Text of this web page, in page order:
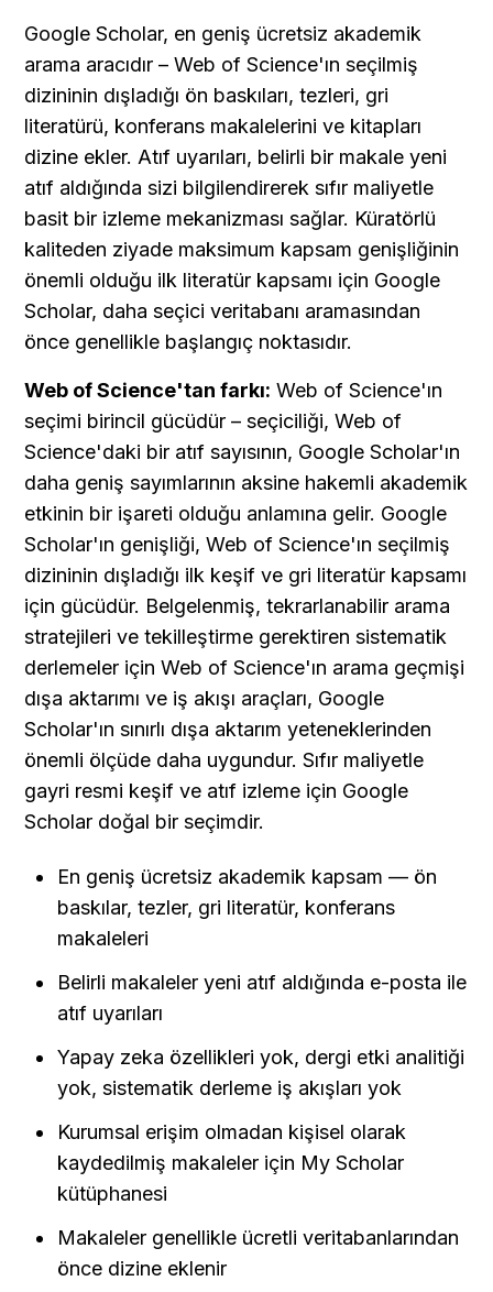
Google Scholar, en geniş ücretsiz akademik
arama aracıdır – Web of Science'ın seçilmiş
dizininin dışladığı ön baskıları, tezleri, gri
literatürü, konferans makalelerini ve kitapları
dizine ekler. Atıf uyarıları, belirli bir makale yeni
atıf aldığında sizi bilgilendirerek sıfır maliyetle
basit bir izleme mekanizması sağlar. Küratörlü
kaliteden ziyade maksimum kapsam genişliğinin
önemli olduğu ilk literatür kapsamı için Google
Scholar, daha seçici veritabanı aramasından
önce genellikle başlangıç noktasıdır.
Web of Science'tan farkı: Web of Science'ın
seçimi birincil gücüdür – seçiciliği, Web of
Science'daki bir atıf sayısının, Google Scholar'ın
daha geniş sayımlarının aksine hakemli akademik
etkinin bir işareti olduğu anlamına gelir. Google
Scholar'ın genişliği, Web of Science'ın seçilmiş
dizininin dışladığı ilk keşif ve gri literatür kapsamı
için gücüdür. Belgelenmiş, tekrarlanabilir arama
stratejileri ve tekilleştirme gerektiren sistematik
derlemeler için Web of Science'ın arama geçmişi
dışa aktarımı ve iş akışı araçları, Google
Scholar'ın sınırlı dışa aktarım yeteneklerinden
önemli ölçüde daha uygundur. Sıfır maliyetle
gayri resmi keşif ve atıf izleme için Google
Scholar doğal bir seçimdir.
En geniş ücretsiz akademik kapsam — ön
baskılar, tezler, gri literatür, konferans
makaleleri
Belirli makaleler yeni atıf aldığında e-posta ile
atıf uyarıları
Yapay zeka özellikleri yok, dergi etki analitiği
yok, sistematik derleme iş akışları yok
Kurumsal erişim olmadan kişisel olarak
kaydedilmiş makaleler için My Scholar
kütüphanesi
Makaleler genellikle ücretli veritabanlarından
önce dizine eklenir